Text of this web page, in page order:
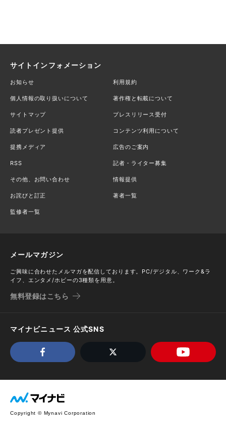
サイトインフォメーション
お知らせ 利用規約
個人情報の取り扱いについて 著作権と転載について
サイトマップ プレスリリース受付
読者プレゼント提供 コンテンツ利用について
提携メディア 広告のご案内
RSS 記者・ライター募集
その他、お問い合わせ 情報提供
お詫びと訂正 著者一覧
監修者一覧
メールマガジン
ご興味に合わせたメルマガを配信しております。PC/デジタル、ワーク&ラ
イフ、エンタメ/ホビーの3種類を用意。
無料登録はこちら
マイナビニュース 公式SNS
Copyright © Mynavi Corporation